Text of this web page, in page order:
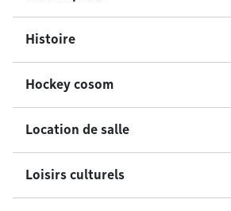
Histoire
Hockey cosom
Location de salle
Loisirs culturels